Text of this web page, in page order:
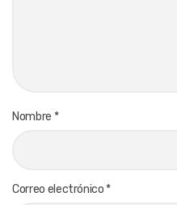
Nombre *
Correo electrónico *